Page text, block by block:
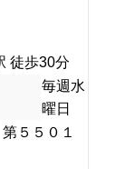
徒歩30分
毎週水
曜日
５５０１